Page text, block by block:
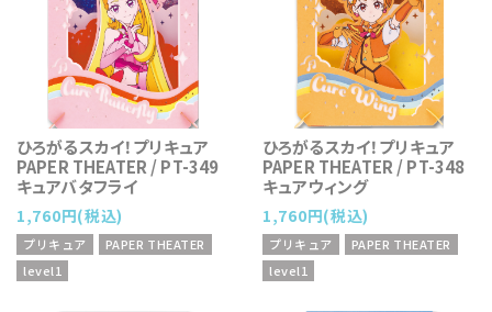
ひろがるスカイ！プリキュア
PAPER THEATER / PT-349
キュアバタフライ
1,760円(税込)
プリキュア
PAPER THEATER
level1
ひろがるスカイ！プリキュア
PAPER THEATER / PT-348
キュアウィング
1,760円(税込)
プリキュア
PAPER THEATER
level1